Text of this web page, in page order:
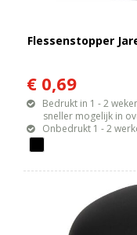
Flessenstopper
€ 0,69
Bedrukt in 1 - 2
sneller mogelijk in
Onbedrukt 1 - 2